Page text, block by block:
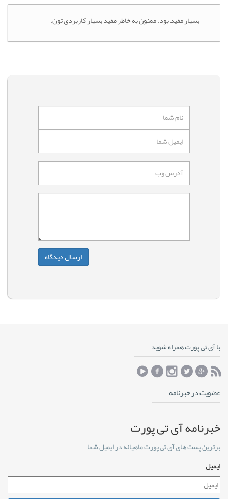
بسیار مفید بود. ممنون به خاطر مفید بسیار کاربردی تون.
با آی تی پورت همراه شوید
عضویت در خبرنامه
خبرنامه آی تی پورت
برترین پست های آی تی پورت ماهیانه در ایمیل شما
ایمیل